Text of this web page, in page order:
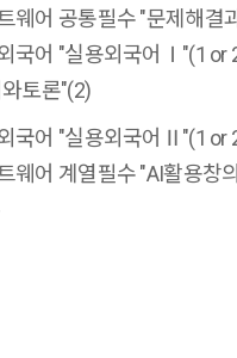
웨어 공통필수 "문제해결
국어 "실용외국어Ⅰ"(1 or
토론"(2)
국어 "실용외국어Ⅱ"(1 or
웨어 계열필수 "AI활용창